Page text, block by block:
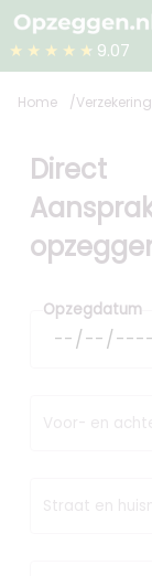
★★★★★ 9.07
Home Verzekering
Direct
Opzegdatum
Voor- en
Straat en